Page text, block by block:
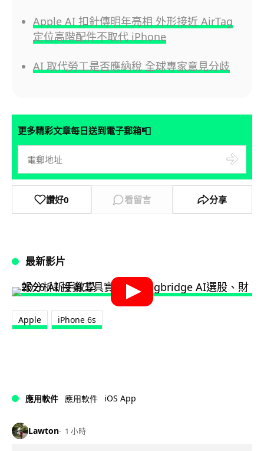
Apple AI 扣針傳明年亮相 外形接近 AirTag
定位高階配件不取代 iPhone
AI 取代勞工是否應納稅 全球專家意見分歧
更多精彩文章每日送到電子郵箱📮
讚好0 看留言 分享
最新影片
Apple iPhone 6s
應用軟件 應用軟件 iOS App
Lawton 1 小時